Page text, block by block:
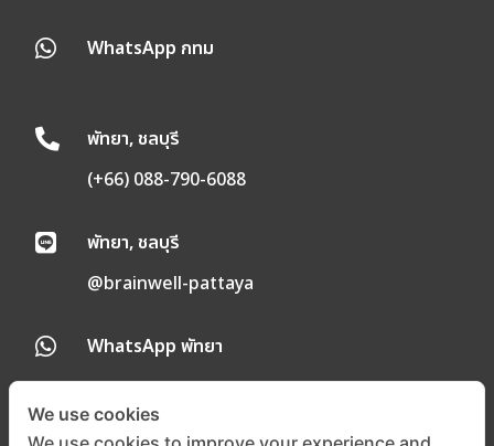
 WhatsApp กทม

พัทยา, ชลบุรี
(+66) 088-790-6088

พัทยา, ชลบุรี
@brainwell-pattaya
 WhatsApp พัทยา
We use cookies